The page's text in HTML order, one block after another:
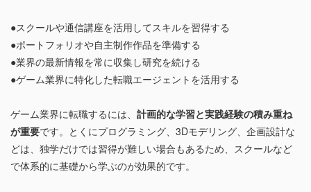
●スクールや通信講座を活用してスキルを習得する
●ポートフォリオや自主制作作品を準備する
●業界の最新情報を常に収集し研究を続ける
●ゲーム業界に特化した転職エージェントを活用する
ゲーム業界に転職するには、 計画的な学習と実践経験の積み重ね
が重要です。とくにプログラミング、3Dモデリング、企画設計な
どは、独学だけでは習得が難しい場合もあるため、スクールなど
で体系的に基礎から学ぶのが効果的です。